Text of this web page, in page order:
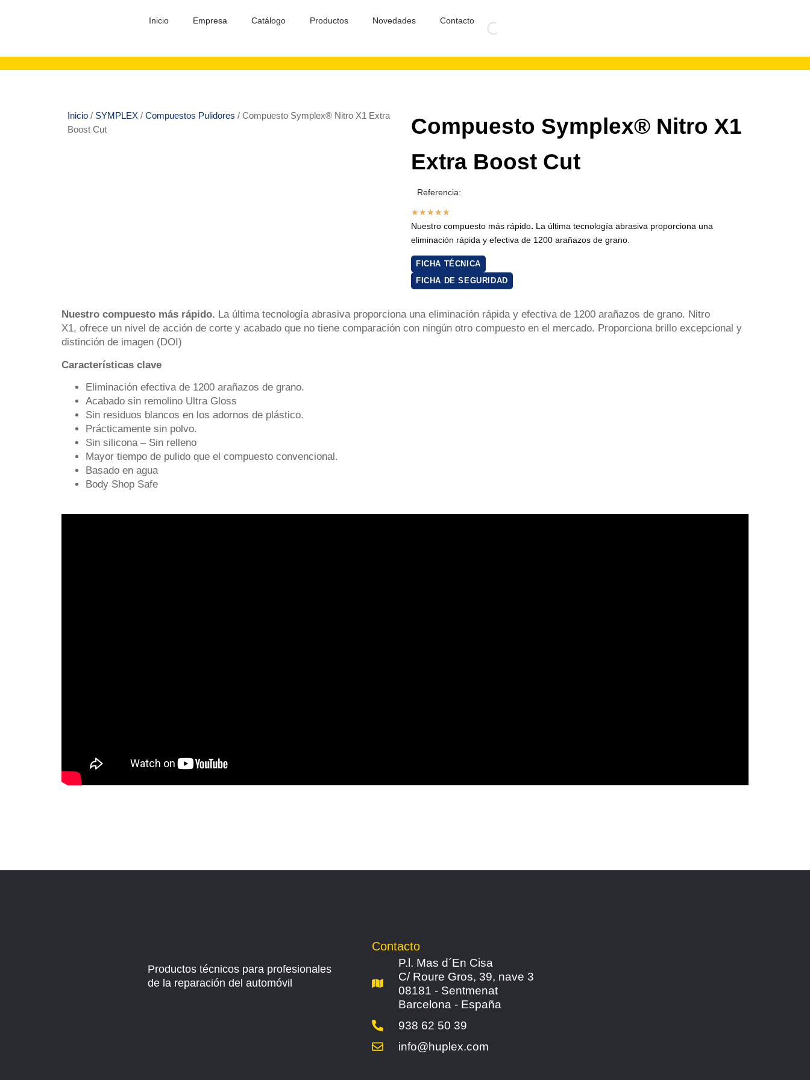
Inicio Empresa Catálogo Productos Novedades Contacto
Inicio / SYMPLEX / Compuestos Pulidores / Compuesto Symplex® Nitro X1 Extra
Boost Cut
Compuesto Symplex® Nitro X1
Extra Boost Cut
Referencia:
★★★★★
Nuestro compuesto más rápido. La última tecnología abrasiva proporciona una
eliminación rápida y efectiva de 1200 arañazos de grano.
FICHA TÉCNICA
FICHA DE SEGURIDAD
Nuestro compuesto más rápido. La última tecnología abrasiva proporciona una eliminación rápida y efectiva de 1200 arañazos de grano. Nitro
X1, ofrece un nivel de acción de corte y acabado que no tiene comparación con ningún otro compuesto en el mercado. Proporciona brillo excepcional y
distinción de imagen (DOI)
Características clave
Eliminación efectiva de 1200 arañazos de grano.
Acabado sin remolino Ultra Gloss
Sin residuos blancos en los adornos de plástico.
Prácticamente sin polvo.
Sin silicona – Sin relleno
Mayor tiempo de pulido que el compuesto convencional.
Basado en agua
Body Shop Safe
Productos técnicos para profesionales
de la reparación del automóvil
Contacto
P.l. Mas d´En Cisa
C/ Roure Gros, 39, nave 3
08181 - Sentmenat
Barcelona - España
938 62 50 39
info@huplex.com